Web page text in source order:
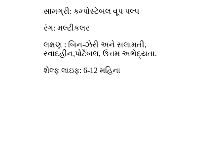
સામગ્રી: કમ્પોસ્ટેબલ વૂપ પલ્પ
રંગ: મલ્ટીકલર
લક્ષણ : બિન-ઝેરી અને સલામતી,
સ્વાદહીન,પોર્ટેબલ, ઉત્તમ અભેદ્યતા.
શેલ્ફ લાઇફ: 6-12 મહિના